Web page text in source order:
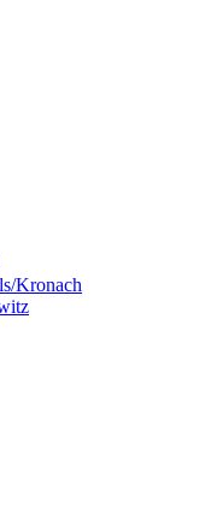
Kronach